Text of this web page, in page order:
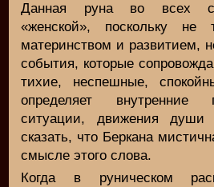
Данная руна во всех
«женской», поскольку не
материнством и развитием,
события, которые
тихие, неспешные,
определяет
ситуации, движения
сказать, что Беркана
смысле этого слова.
Когда в руническом